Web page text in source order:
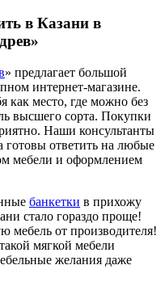
в Казани в
» предлагает большой
интернет-магазине.
как место, где можно без
высшего сорта. Покупки
Наши консультанты
готовы ответить на любые
мебели и оформлением
банкетки в прихожу
стало гораздо проще!
мебель от производителя!
мягкой мебели
желания даже